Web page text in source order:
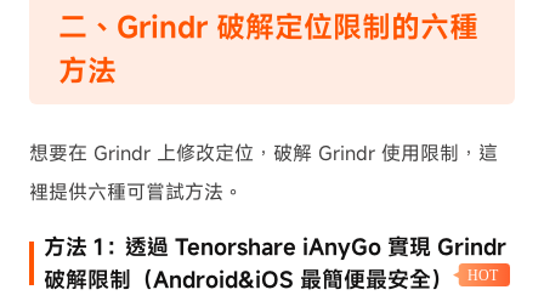
二、Grindr 破解定位限制的六種
方法
想要在 Grindr 上修改定位，破解 Grindr 使用限制，這
裡提供六種可嘗試方法。
方法 1：透過 Tenorshare iAnyGo 實現 Grindr
破解限制（Android&iOS 最簡便最安全）
HOT